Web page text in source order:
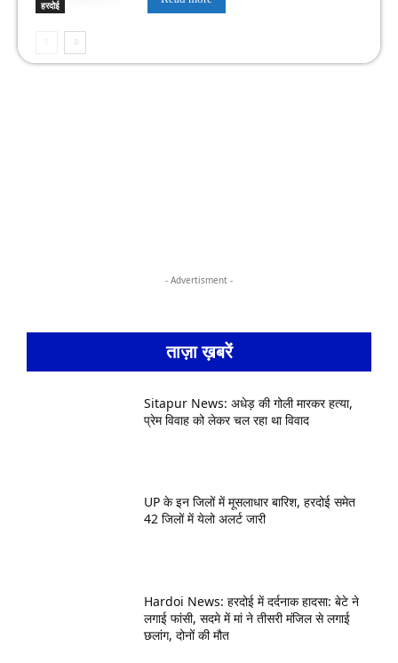
हरदोई
- Advertisment -
ताज़ा ख़बरें
Sitapur News: अधेड़ की गोली मारकर हत्या,
प्रेम विवाह को लेकर चल रहा था विवाद
UP के इन जिलों में मूसलाधार बारिश, हरदोई समेत
42 जिलों में येलो अलर्ट जारी
Hardoi News: हरदोई में दर्दनाक हादसा: बेटे ने
लगाई फांसी, सदमे में मां ने तीसरी मंजिल से लगाई
छलांग, दोनों की मौत